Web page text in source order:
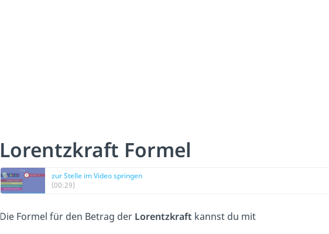
Lorentzkraft Formel
zur Stelle im Video springen
(00:29)
Die Formel für den Betrag der Lorentzkraft kannst du mit